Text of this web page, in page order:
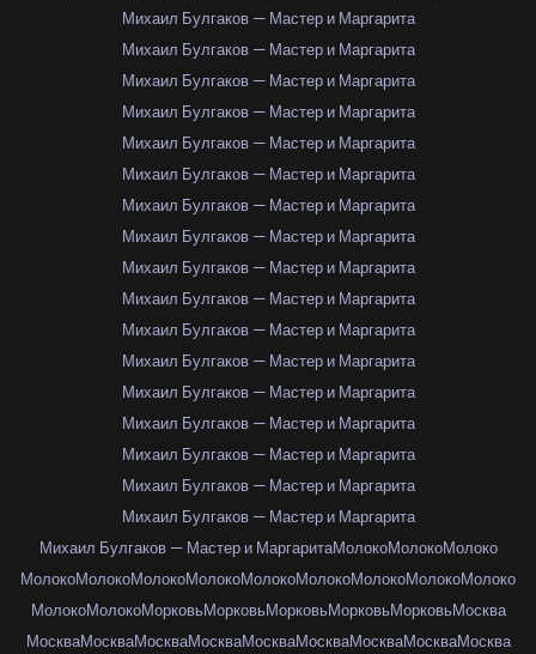
Михаил Булгаков — Мастер и Маргарита
Михаил Булгаков — Мастер и Маргарита
Михаил Булгаков — Мастер и Маргарита
Михаил Булгаков — Мастер и Маргарита
Михаил Булгаков — Мастер и Маргарита
Михаил Булгаков — Мастер и Маргарита
Михаил Булгаков — Мастер и Маргарита
Михаил Булгаков — Мастер и Маргарита
Михаил Булгаков — Мастер и Маргарита
Михаил Булгаков — Мастер и Маргарита
Михаил Булгаков — Мастер и Маргарита
Михаил Булгаков — Мастер и Маргарита
Михаил Булгаков — Мастер и Маргарита
Михаил Булгаков — Мастер и Маргарита
Михаил Булгаков — Мастер и Маргарита
Михаил Булгаков — Мастер и Маргарита
Михаил Булгаков — Мастер и Маргарита
Михаил Булгаков — Мастер и МаргаритаМолокоМолокоМолоко
МолокоМолокоМолокоМолокоМолокоМолокоМолокоМолокоМолоко
МолокоМолокоМорковьМорковьМорковьМорковьМорковьМосква
МоскваМоскваМоскваМоскваМоскваМоскваМоскваМоскваМосква